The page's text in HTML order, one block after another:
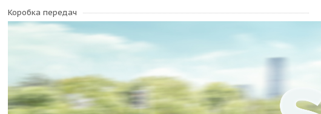
Коробка передач